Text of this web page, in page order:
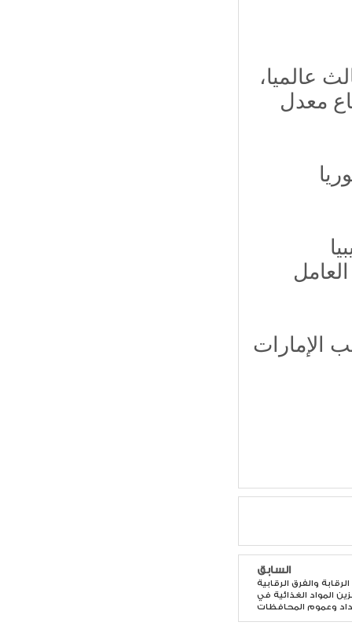
عالميا،
معدل
الإمارات
السابق
والفرق الرقابية
المواد الغذائية في
وعموم المحافظات